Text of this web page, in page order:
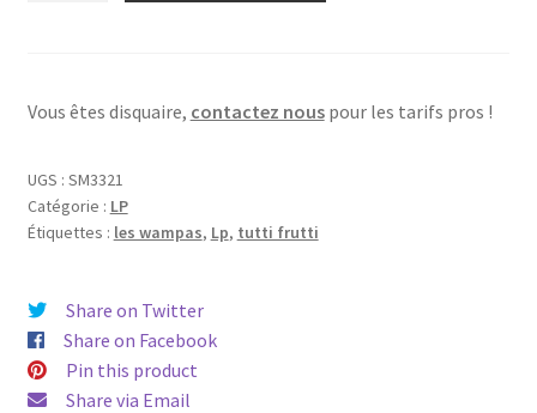
vinyl
Vous êtes disquaire, contactez nouspour les tarifs pros !
UGS : SM3321
Catégorie : LP
Étiquettes : les wampas, Lp, tutti frutti
Share on Twitter
Share on Facebook
Pin this product
Share via Email